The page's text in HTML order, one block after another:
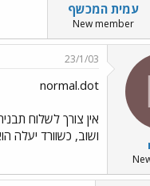
עמית המכשף
New member
23/1/03
normal.dot
אין צורך לשלוח
ושוב, כשוורד יעלה